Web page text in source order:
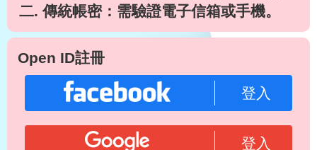
傳統帳密：需驗證電子信箱或手機。
Open ID註冊
登入
登入